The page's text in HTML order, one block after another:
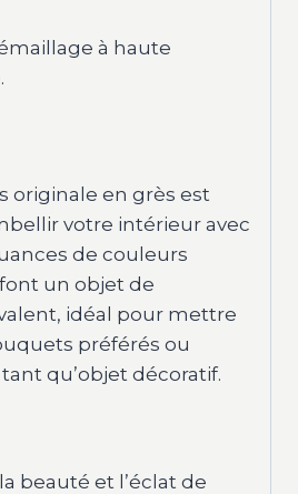
à haute
originale en grès est
votre intérieur avec
de couleurs
un objet de
idéal pour mettre
préférés ou
qu’objet décoratif.
beauté et l’éclat de